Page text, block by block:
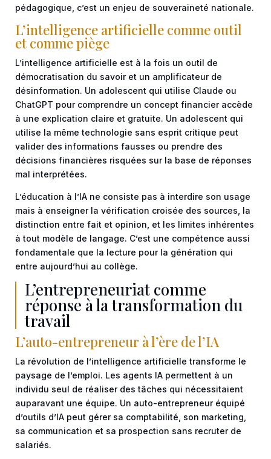
pédagogique, c’est un enjeu de souveraineté nationale.
L’intelligence artificielle comme outil
et comme piège
L’intelligence artificielle est à la fois un outil de
démocratisation du savoir et un amplificateur de
désinformation. Un adolescent qui utilise Claude ou
ChatGPT pour comprendre un concept financier accède
à une explication claire et gratuite. Un adolescent qui
utilise la même technologie sans esprit critique peut
valider des informations fausses ou prendre des
décisions financières risquées sur la base de réponses
mal interprétées.
L’éducation à l’IA ne consiste pas à interdire son usage
mais à enseigner la vérification croisée des sources, la
distinction entre fait et opinion, et les limites inhérentes
à tout modèle de langage. C’est une compétence aussi
fondamentale que la lecture pour la génération qui
entre aujourd’hui au collège.
L’entrepreneuriat comme
réponse à la transformation du
travail
L’auto-entrepreneur à l’ère de l’IA
La révolution de l’intelligence artificielle transforme le
paysage de l’emploi. Les agents IA permettent à un
individu seul de réaliser des tâches qui nécessitaient
auparavant une équipe. Un auto-entrepreneur équipé
d’outils d’IA peut gérer sa comptabilité, son marketing,
sa communication et sa prospection sans recruter de
salariés.